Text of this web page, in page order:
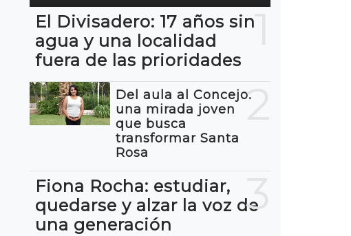
El Divisadero: 17 años sin
agua y una localidad
fuera de las prioridades
2
Del aula al Concejo:
una mirada joven
que busca
transformar Santa
Rosa
3
Fiona Rocha: estudiar,
quedarse y alzar la voz de
una generación